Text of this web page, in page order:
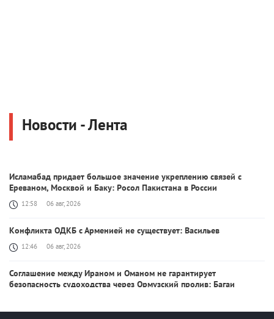
Новости - Лента
Исламабад придает большое значение укреплению связей с
Ереваном, Москвой и Баку: Pосол Пакистана в России
12:58 06 авг, 2026
Kонфликта ОДКБ с Арменией не существует: Васильев
12:46 06 авг, 2026
Соглашение между Ираном и Оманом не гарантирует
безопасность судоходства через Ормузский пролив: Багаи